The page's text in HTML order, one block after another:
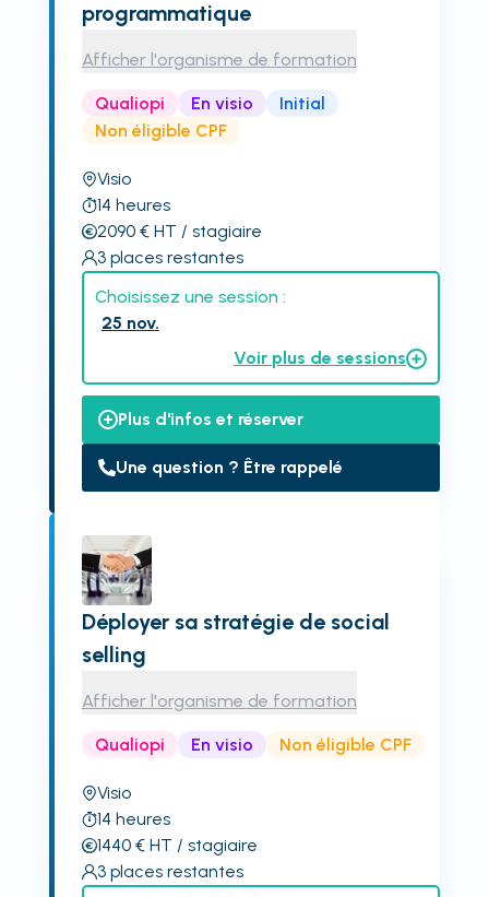
programmatique
Afficher l'organisme de formation
Qualiopi En visio
Initial
Non éligible CPF
Visio
14 heures
2090€ HT / stagiaire
3 places restantes
Choisissez une session :
25 nov.
Voir plus de sessions
Plus d'infos et réserver
Une question ? Être rappelé
Déployer sa stratégie de social
selling
Afficher l'organisme de formation
Qualiopi En visio Non éligible CPF
Visio
14 heures
1440€ HT / stagiaire
3 places restantes